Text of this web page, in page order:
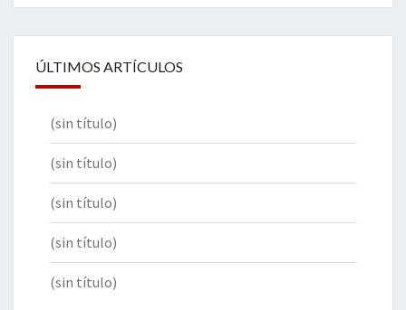
ÚLTIMOS ARTÍCULOS
(sin título)
(sin título)
(sin título)
(sin título)
(sin título)